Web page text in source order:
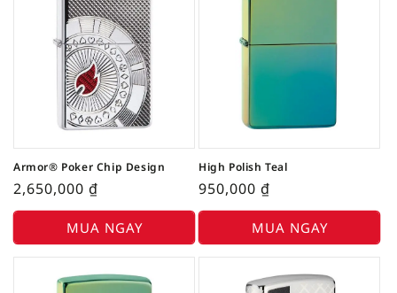
Armor® Poker Chip Design
2,650,000 ₫
MUA NGAY
High Polish Teal
950,000 ₫
MUA NGAY